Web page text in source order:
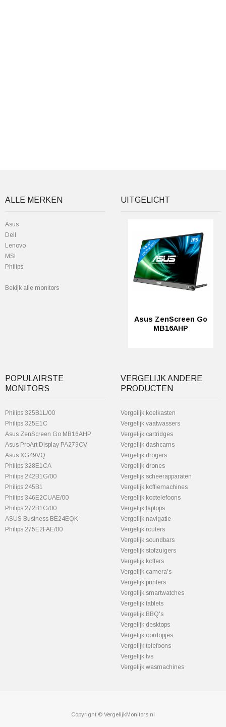
ALLE MERKEN
Asus
Dell
Lenovo
MSI
Philips
Bekijk alle monitors
UITGELICHT
Asus ZenScreen Go
MB16AHP
POPULAIRSTE
MONITORS
Philips 325B1L/00
Philips 325E1C
Asus ZenScreen Go MB16AHP
Asus ProArt Display PA279CV
Asus XG49VQ
Philips 328E1CA
Philips 242B1G/00
Philips 245B1
Philips 346E2CUAE/00
Philips 272B1G/00
ASUS Business BE24EQK
Philips 275E2FAE/00
VERGELIJK ANDERE
PRODUCTEN
Vergelijk koelkasten
Vergelijk vaatwassers
Vergelijk cartridges
Vergelijk dashcams
Vergelijk drogers
Vergelijk drones
Vergelijk scheerapparaten
Vergelijk koffiemachines
Vergelijk koptelefoons
Vergelijk laptops
Vergelijk navigatie
Vergelijk routers
Vergelijk soundbars
Vergelijk stofzuigers
Vergelijk koffers
Vergelijk camera's
Vergelijk printers
Vergelijk smartwatches
Vergelijk tablets
Vergelijk BBQ's
Vergelijk desktops
Vergelijk oordopjes
Vergelijk telefoons
Vergelijk tvs
Vergelijk wasmachines
Copyright © VergelijkMonitors.nl